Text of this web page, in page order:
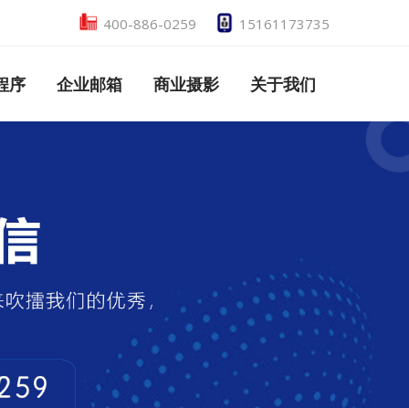
400-886-0259 15161173735
序 企业邮箱 商业摄影 关于我们